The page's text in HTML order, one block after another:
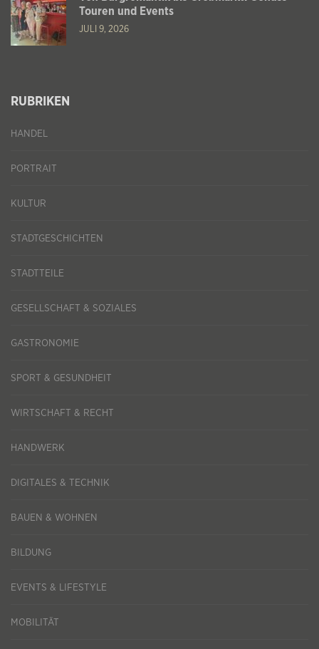
Touren und Events
JULI 9, 2026
RUBRIKEN
HANDEL
PORTRAIT
KULTUR
STADTGESCHICHTEN
STADTTEILE
GESELLSCHAFT & SOZIALES
GASTRONOMIE
SPORT & GESUNDHEIT
WIRTSCHAFT & RECHT
HANDWERK
DIGITALES & TECHNIK
BAUEN & WOHNEN
BILDUNG
EVENTS & LIFESTYLE
MOBILITÄT